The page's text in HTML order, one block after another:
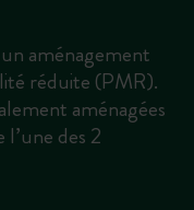
aménagement
réduite (PMR).
aménagées
des 2